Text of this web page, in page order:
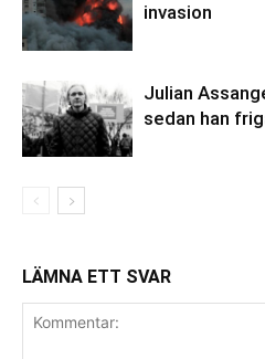
invasion
Julian
sedan han
LÄMNA ETT SVAR